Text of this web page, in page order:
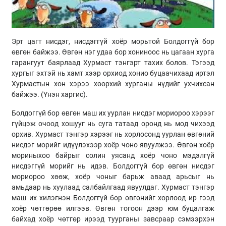
Эрт цагт нисдэг, нисдэггүй хоёр морьтой Болдоггүй бор
өвгөн байжээ. Өвгөн нэг удаа бор хониноос нь цагаан хурга
гарангуут баярлаад Хурмаст тэнгэрт тахих болов. Тэгээд
хургыг эхтэй нь хамт хээр орхиод хонио буцаачихаад иртэл
Хурмастын хон хэрээ хөөрхий хурганы нүдийг ухчихсан
байжээ. (Үнэн харгис).
Болдоггүй бор өвгөн маш их уурлан нисдэг мориороо хэрээг
гүйцэж очоод хошууг нь суга татаад оронд нь мод чихээд
орхив. Хурмаст тэнгэр хэрээг нь хорлосонд уурлан өвгөний
нисдэг морийг идүүлэхээр хоёр чоно явуулжээ. Өвгөн хоёр
мориныхоо байрыг солин уясанд хоёр чоно мэдэлгүй
нисдэггүй морийг нь идэв. Болдоггүй бор өвгөн нисдэг
мориороо хөөж, хоёр чоныг барьж аваад арьсыг нь
амьдаар нь хуулаад салбайлгаад явуулдаг. Хурмаст тэнгэр
маш их хилэгнэн Болдоггүй бор өвгөнийг хорлоод ир гээд
хоёр чөтгөрөө илгээв. Өвгөн тогоон дээр юм буцалгаж
байхад хоёр чөтгөр ирээд туурганы завсраар сэмээрхэн